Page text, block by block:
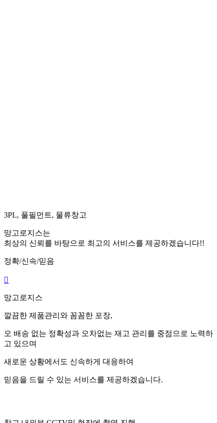
3PL, 풀필먼트, 물류창고
망고로지스는
최상의 신뢰를 바탕으로 최고의 서비스를 제공하겠습니다!!
정확/신속/믿음

망고로지스
깔끔한 제품관리와 꼼꼼한 포장,
오 배송 없는 정확성과 오차없는 재고 관리를 중점으로 노력하
고 있으며
새로운 상황에서도 신속하게 대응하여
믿음을 드릴 수 있는 서비스를 제공하겠습니다.